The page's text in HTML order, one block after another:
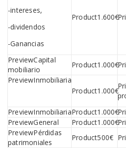
-intereses,
-dividendos
-Ganancias
1.600€
Capital
mobiliario
1.000€
Inmobiliaria
1.000€
Inmobiliaria
1.000€
General
1.000€
Pérdidas
patrimoniales
500€